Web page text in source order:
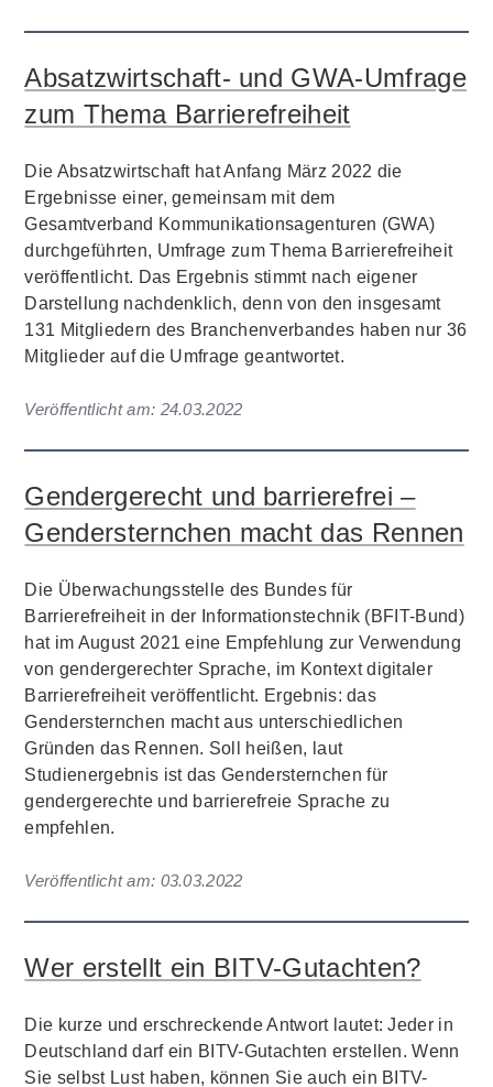
Absatzwirtschaft- und GWA-Umfrage
zum Thema Barrierefreiheit
Die Absatzwirtschaft hat Anfang März 2022 die
Ergebnisse einer, gemeinsam mit dem
Gesamtverband Kommunikationsagenturen (GWA)
durchgeführten, Umfrage zum Thema Barrierefreiheit
veröffentlicht. Das Ergebnis stimmt nach eigener
Darstellung nachdenklich, denn von den insgesamt
131 Mitgliedern des Branchenverbandes haben nur 36
Mitglieder auf die Umfrage geantwortet.
Veröffentlicht am: 24.03.2022
Gendergerecht und barrierefrei –
Gendersternchen macht das Rennen
Die Überwachungsstelle des Bundes für
Barrierefreiheit in der Informationstechnik (BFIT-Bund)
hat im August 2021 eine Empfehlung zur Verwendung
von gendergerechter Sprache, im Kontext digitaler
Barrierefreiheit veröffentlicht. Ergebnis: das
Gendersternchen macht aus unterschiedlichen
Gründen das Rennen. Soll heißen, laut
Studienergebnis ist das Gendersternchen für
gendergerechte und barrierefreie Sprache zu
empfehlen.
Veröffentlicht am: 03.03.2022
Wer erstellt ein BITV-Gutachten?
Die kurze und erschreckende Antwort lautet: Jeder in
Deutschland darf ein BITV-Gutachten erstellen. Wenn
Sie selbst Lust haben, können Sie auch ein BITV-